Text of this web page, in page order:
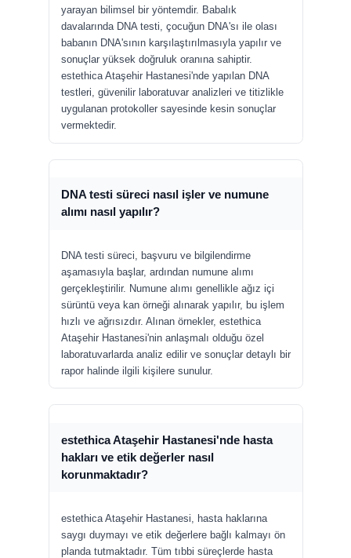
yarayan bilimsel bir yöntemdir. Babalık
davalarında DNA testi, çocuğun DNA'sı ile olası
babanın DNA'sının karşılaştırılmasıyla yapılır ve
sonuçlar yüksek doğruluk oranına sahiptir.
estethica Ataşehir Hastanesi'nde yapılan DNA
testleri, güvenilir laboratuvar analizleri ve titizlikle
uygulanan protokoller sayesinde kesin sonuçlar
vermektedir.
DNA testi süreci nasıl işler ve numune
alımı nasıl yapılır?
DNA testi süreci, başvuru ve bilgilendirme
aşamasıyla başlar, ardından numune alımı
gerçekleştirilir. Numune alımı genellikle ağız içi
sürüntü veya kan örneği alınarak yapılır, bu işlem
hızlı ve ağrısızdır. Alınan örnekler, estethica
Ataşehir Hastanesi'nin anlaşmalı olduğu özel
laboratuvarlarda analiz edilir ve sonuçlar detaylı bir
rapor halinde ilgili kişilere sunulur.
estethica Ataşehir Hastanesi'nde hasta
hakları ve etik değerler nasıl
korunmaktadır?
estethica Ataşehir Hastanesi, hasta haklarına
saygı duymayı ve etik değerlere bağlı kalmayı ön
planda tutmaktadır. Tüm tıbbi süreçlerde hasta